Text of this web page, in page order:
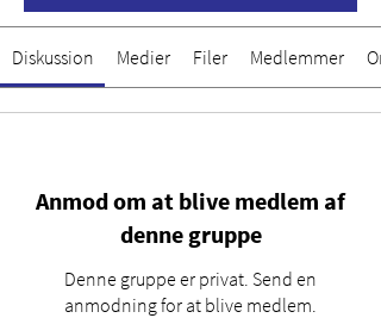
Diskussion Medier Filer Medlemmer
Anmod om at blive medlem af
denne gruppe
Denne gruppe er privat. Send en
anmodning for at blive medlem.